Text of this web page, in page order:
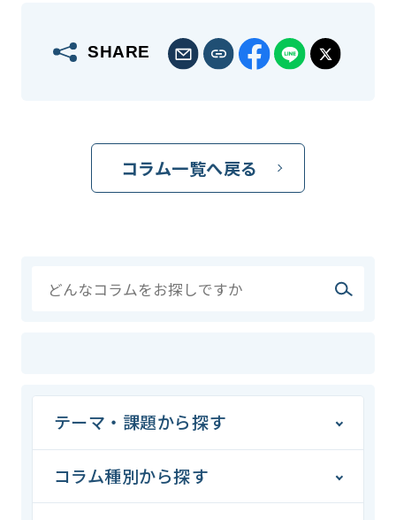
SHARE
コラム一覧へ戻る
テーマ・課題から探す
コラム種別から探す